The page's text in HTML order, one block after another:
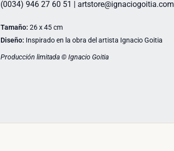
(0034) 946 27 60 51 | artstore@ignaciogoitia.com
Tamaño: 26 x 45 cm
Diseño: Inspirado en la obra del artista Ignacio Goitia
Producción limitada © Ignacio Goitia